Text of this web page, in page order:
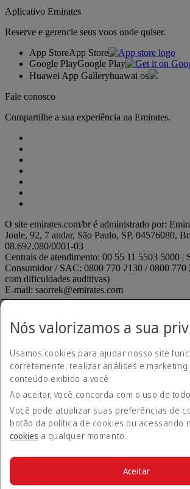
Aplicativo Emirates
Reserve e gerencie seus voos onde quiser.
App StoreApp Store
Google PlayGoogle Play
Huawei App Galleryhuawai os
Fale conosco
Compartilhe a sua experiência na Emirates.
O site emirates.com/br é administrado por:
Joule, 92, 7 andar, São Paulo, SP, 04576080,
08.692.080/0001-03
Centrais de atendimento: 00 55 11 5503 5000 |
Consumidor / SAC: 0800 770 2130 / 0800 770
com dificuldades auditivas)
E-mail: saorrek@emirates.com
Contate-nos
Política de privacidade
Política de Cookies
Segurança cibernética
Declaração de transparência relativa à Lei
Mapa do site
ANAC reguladosANAC regulados
a new tab
Desempenho de pontualidade
Envie uma sugestão ou reclamação
Opens an external link in a new tab
Nós valorizamos a sua
Usamos cookies para ajudar nosso site
corretamente, realizar análises e
conteúdo exibido a você.
Ao aceitar, você concorda com o uso de
Você pode atualizar suas preferências de
botão da política de cookies ou acessando
cookies a qualquer momento.
Aceitar